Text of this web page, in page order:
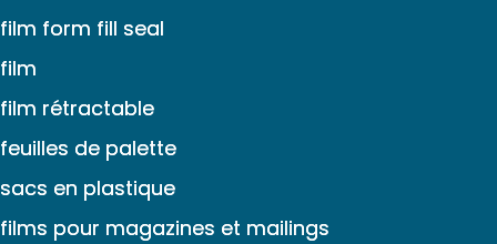
film form fill seal
film
film rétractable
feuilles de palette
sacs en plastique
films pour magazines et mailings